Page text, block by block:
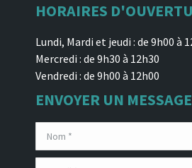
HORAIRES
Lundi, Mardi et jeudi : de 9h00 à
Mercredi : de 9h30 à 12h30
Vendredi : de 9h00 à 12h00
ENVOYER UN MESSAGE